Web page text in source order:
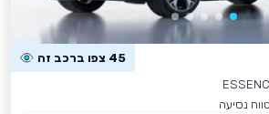
45 צפו ברכב זה